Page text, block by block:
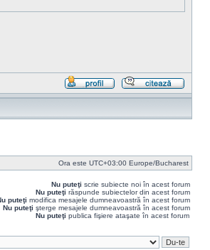
cu
Profil
Ora este UTC+03:00 Europe/Bucharest
Nu puteţi scrie subiecte noi în acest forum
Nu puteţi răspunde subiectelor din acest forum
puteţi modifica mesajele dumneavoastră în acest forum
Nu puteţi şterge mesajele dumneavoastră în acest forum
Nu puteţi publica fişiere ataşate în acest forum